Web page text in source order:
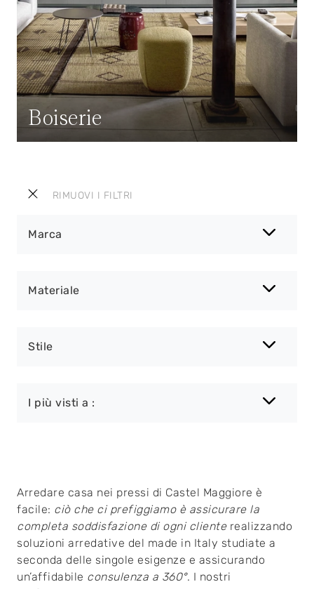
RIMUOVI I FILTRI
Marca
Materiale
Stile
I più visti a :
Boiserie
Arredare casa nei pressi di Castel Maggiore è
facile: ciò che ci prefiggiamo è assicurare la
completa soddisfazione di ogni clienterealizzando
soluzioni arredative del made in Italy studiate a
seconda delle singole esigenze e assicurando
un’affidabile consulenza a 360°. I nostri